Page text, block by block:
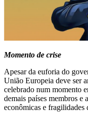
Momento de crise
Apesar da euforia do
União Europeia deve ser
celebrado num momento
demais países membros e
econômicas e fragilidades